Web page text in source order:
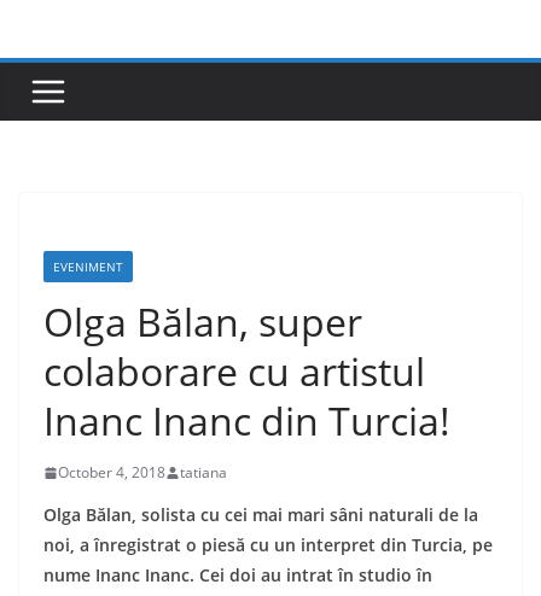
content
EVENIMENT
Olga Bălan, super
colaborare cu artistul
Inanc Inanc din Turcia!
October 4, 2018 tatiana
Olga Bălan, solista cu cei mai mari sâni naturali de la
noi, a înregistrat o piesă cu un interpret din Turcia, pe
nume Inanc Inanc. Cei doi au intrat în studio în